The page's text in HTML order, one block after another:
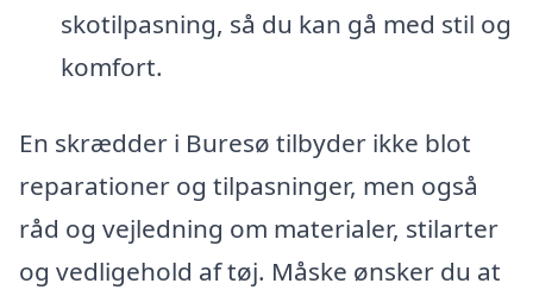
skotilpasning, så du kan gå med stil og
komfort.
En skrædder i Buresø tilbyder ikke blot
reparationer og tilpasninger, men også
råd og vejledning om materialer, stilarter
og vedligehold af tøj. Måske ønsker du at